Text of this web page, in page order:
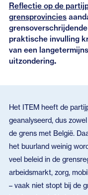
Reflectie op de
grensprovincies
praktische invulling
van een
uitzondering.
Het ITEM heeft de
geanalyseerd, dus
de grens met België.
het buurland weinig
veel beleid in de
arbeidsmarkt, zorg,
– vaak niet stopt bij de